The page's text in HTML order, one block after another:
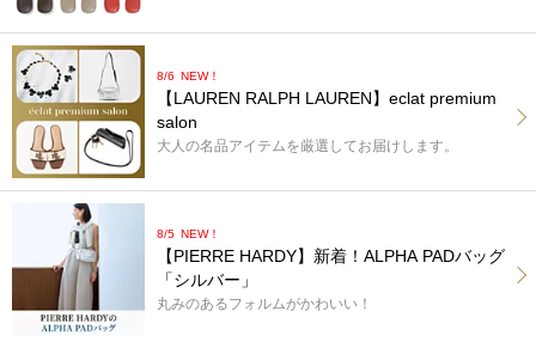
8/6 NEW！
【LAUREN RALPH LAUREN】eclat premium
salon
大人の名品アイテムを厳選してお届けします。
8/5 NEW！
【PIERRE HARDY】新着！ALPHA PADバッグ
「シルバー」
丸みのあるフォルムがかわいい！